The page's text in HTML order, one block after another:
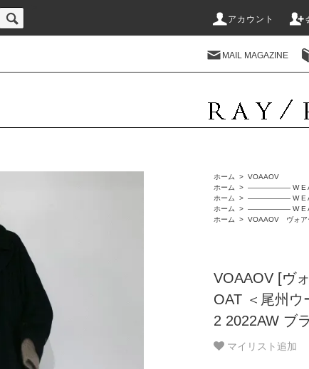
アカウント
MAIL MAGAZINE
ホーム > VOAAOV
ホーム
> ―――――― W E
ホーム
> ―――――― W E
ホーム
> ―――――― W E
ホーム
> VOAAOV ヴォア
VOAAOV [ヴ
OAT ＜尾州
2 2022AW ブ
マイリスト追加